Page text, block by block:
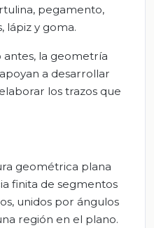
pegamento,
lápiz y goma.
la geometría
a desarrollar
los trazos que
geométrica plana
finita de segmentos
unidos por ángulos
región en el plano.